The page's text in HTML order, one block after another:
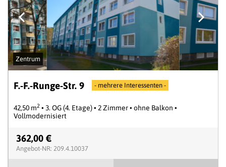
Zentrum
F.-F.-Runge-Str. 9 - mehrere Interessenten -
42,50 m2 • 3. OG (4. Etage) • 2 Zimmer • ohne Balkon •
Vollmodernisiert
362,00 €
Angebot-NR: 209.4.10037